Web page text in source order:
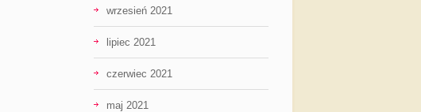
wrzesień 2021
lipiec 2021
czerwiec 2021
maj 2021